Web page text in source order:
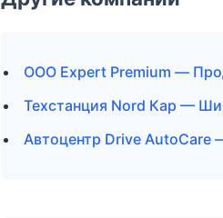
ООО Expert Premium —
Техстанция Nord Кар —
Автоцентр Drive AutoCare